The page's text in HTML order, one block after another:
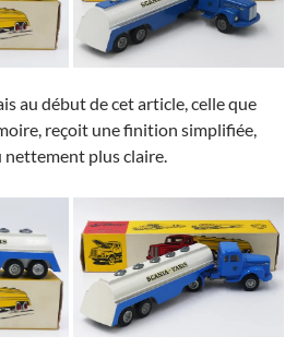
au début de cet article, celle que
reçoit une finition simplifiée,
nettement plus claire.